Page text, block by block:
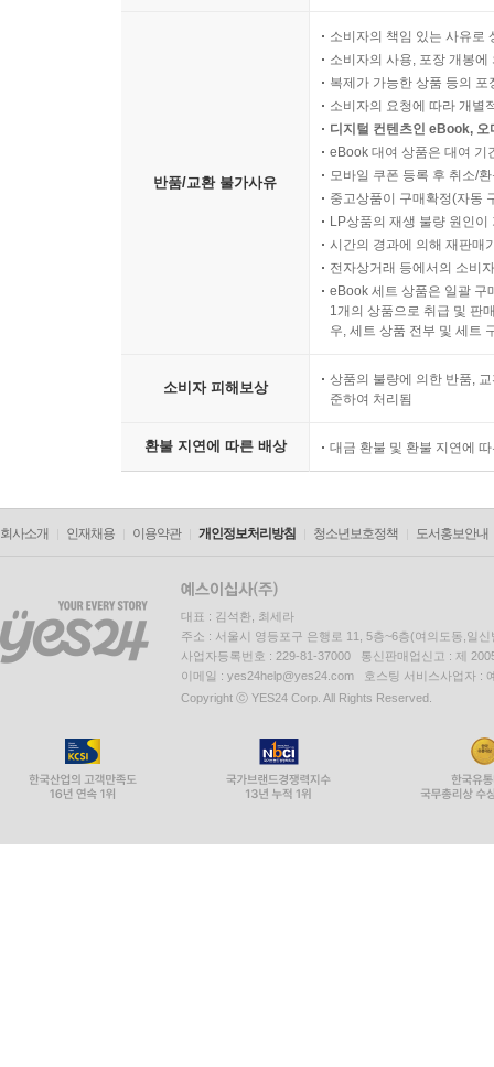
반품/교환 불가사유
소비자의 책임 있는 사유로
소비자의 사용, 포장 개봉
복제가 가능한 상품 등의
소비자의 요청에 따라 개별
디지털 컨텐츠인 eBook,
eBook 대여 상품은 대여 기
모바일 쿠폰 등록 후 취소/
중고상품이 구매확정(자동
LP상품의 재생 불량 원인
시간의 경과에 의해 재판매
전자상거래 등에서의 소비
eBook 세트 상품은 일괄 구
1개의 상품으로 취급 및 판
우, 세트 상품 전부 및 세트
소비자 피해보상
상품의 불량에 의한 반품,
준하여 처리됨
환불 지연에 따른 배상 대금 환불 및 환불 지연에
회사소개 인재채용 이용약관 개인정보처리방침 청소년보호정책 도서홍보안내
대표 : 김석환, 최세라
주소 : 서울시 영등포구 은행로 11, 5층~6층(여의도동,일신
사업자등록번호 : 229-81-37000 통신판매업신고 : 제
이메일 : yes24help@yes24.com 호스팅 서비스사업자 :
Copyright ⓒ YES24 Corp. All Rights Reserved.